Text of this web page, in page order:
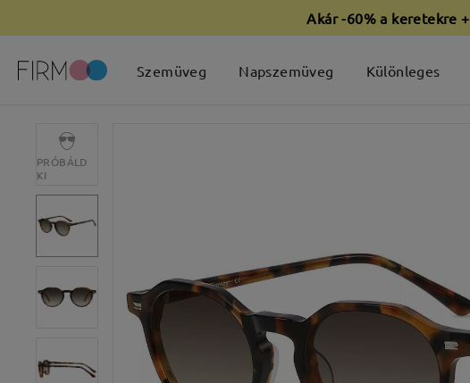
Akár -60% a keretekre
Szemüveg Napszemüveg Különleges
PRÓBÁLD
KI